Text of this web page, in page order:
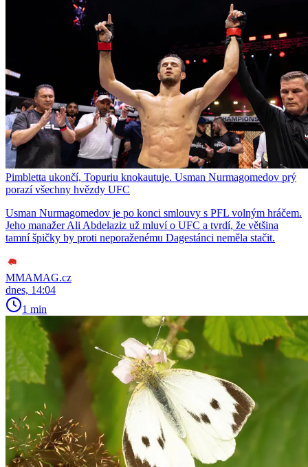
Pimbletta ukončí, Topuriu knokautuje. Usman Nurmagomedov prý
porazí všechny hvězdy UFC
Usman Nurmagomedov je po konci smlouvy s PFL volným hráčem.
Jeho manažer Ali Abdelaziz už mluví o UFC a tvrdí, že většina
tamní špičky by proti neporaženému Dagestánci neměla stačit.
MMAMAG.cz
dnes, 14:04
1 min